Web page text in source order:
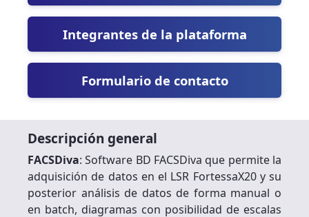
Integrantes de la plataforma
Formulario de contacto
Descripción general
FACSDiva: Software BD FACSDiva que permite la
adquisición de datos en el LSR FortessaX20 y su
posterior análisis de datos de forma manual o
en batch, diagramas con posibilidad de escalas